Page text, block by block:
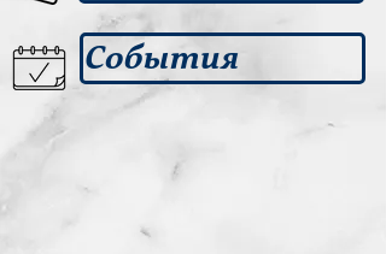
События